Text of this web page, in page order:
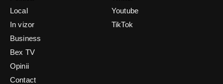
Local
In vizor
Business
Bex TV
Opinii
Contact
Youtube
TikTok